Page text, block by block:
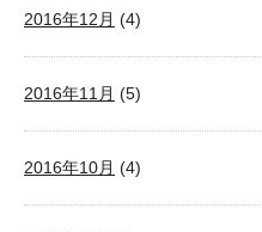
2016年12月 (4)
2016年11月 (5)
2016年10月 (4)